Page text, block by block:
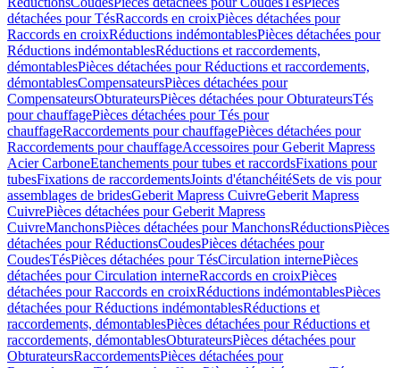
détachées pour TésRaccords en croixPièces détachées pour
Raccords en croixRéductions indémontablesPièces détachées pour
Réductions indémontablesRéductions et raccordements,
démontablesPièces détachées pour Réductions et raccordements,
démontablesCompensateursPièces détachées pour
CompensateursObturateursPièces détachées pour ObturateursTés
pour chauffagePièces détachées pour Tés pour
chauffageRaccordements pour chauffagePièces détachées pour
Raccordements pour chauffageAccessoires pour Geberit Mapress
Acier CarboneEtanchements pour tubes et raccordsFixations pour
tubesFixations de raccordementsJoints d'étanchéitéSets de vis pour
assemblages de bridesGeberit Mapress CuivreGeberit Mapress
CuivrePièces détachées pour Geberit Mapress
CuivreManchonsPièces détachées pour ManchonsRéductionsPièces
détachées pour RéductionsCoudesPièces détachées pour
CoudesTésPièces détachées pour TésCirculation internePièces
détachées pour Circulation interneRaccords en croixPièces
détachées pour Raccords en croixRéductions indémontablesPièces
détachées pour Réductions indémontablesRéductions et
raccordements, démontablesPièces détachées pour Réductions et
raccordements, démontablesObturateursPièces détachées pour
ObturateursRaccordementsPièces détachées pour